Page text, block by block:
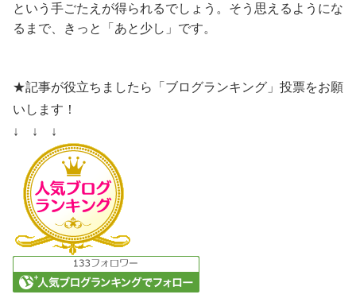
という手ごたえが得られるでしょう。そう思えるようにな
るまで、きっと「あと少し」です。
★記事が役立ちましたら「ブログランキング」投票をお願
いします！
↓ ↓ ↓